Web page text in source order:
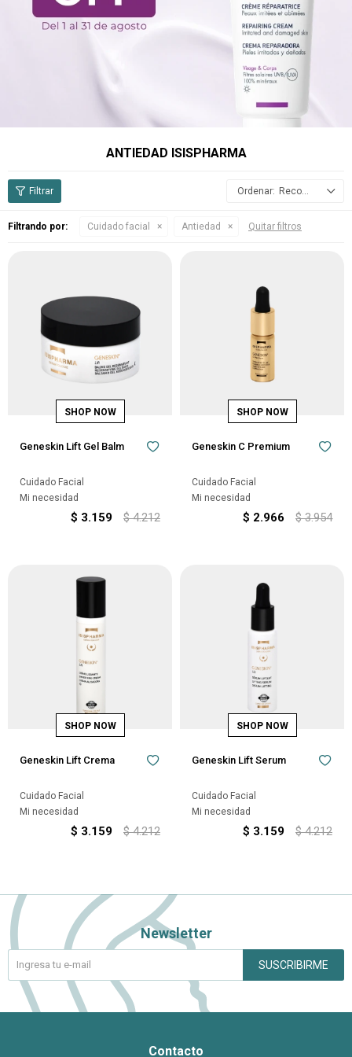
ANTIEDAD ISISPHARMA
Recomendados
Filtrando por: Cuidado facial Antiedad Quitar filtros
Geneskin Lift Gel Balm
Cuidado Facial
Mi necesidad
$ 3.159 $ 4.212
Geneskin C Premium
Cuidado Facial
Mi necesidad
$ 2.966 $ 3.954
Geneskin Lift Crema
Cuidado Facial
Mi necesidad
$ 3.159 $ 4.212
Geneskin Lift Serum
Cuidado Facial
Mi necesidad
$ 3.159 $ 4.212
Contacto
Newsletter
SUSCRIBIRME